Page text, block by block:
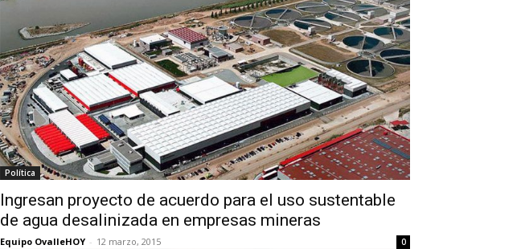
Política
Ingresan proyecto de acuerdo para el uso sustentable
de agua desalinizada en empresas mineras
Equipo OvalleHOY - 12 marzo, 2015 0